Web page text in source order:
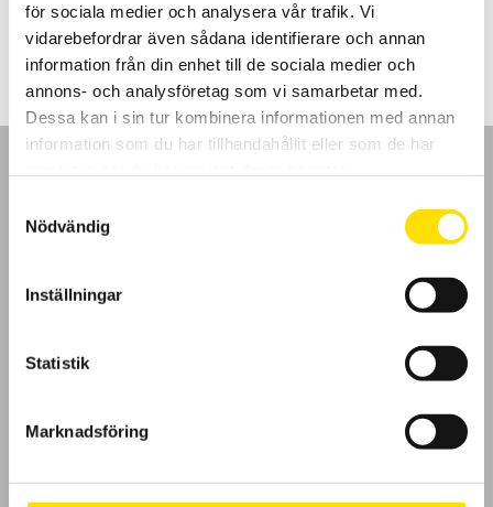
för sociala medier och analysera vår trafik. Vi
vidarebefordrar även sådana identifierare och annan
information från din enhet till de sociala medier och
annons- och analysföretag som vi samarbetar med.
Dessa kan i sin tur kombinera informationen med annan
information som du har tillhandahållit eller som de har
Nödvändig
Inställningar
Statistik
Marknadsföring
48,795.00 kr –61,900.00krPrisintervall:
48,795.00 kr
till
61,900.00 kr
LÄS MER